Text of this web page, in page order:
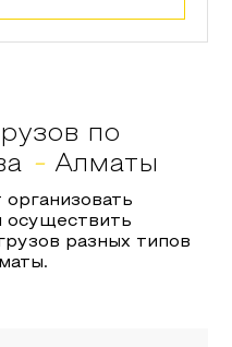
по
- Алматы
осуществить
разных типов
.